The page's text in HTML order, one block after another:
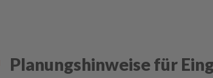
Planungshinweise für